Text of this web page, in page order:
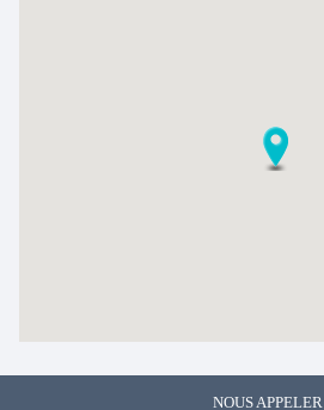
NOUS APPELER